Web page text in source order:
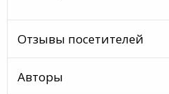
Отзывы посетителей
Авторы